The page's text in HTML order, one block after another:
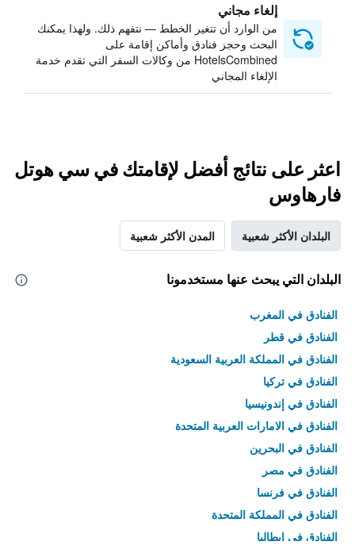
إلغاء مجاني
من الوارد أن تتغير الخطط — نتفهم ذلك. ولهذا يمكنك
البحث وحجز فنادق وأماكن إقامة على
HotelsCombined من وكالات السفر التي تقدم خدمة
الإلغاء المجاني
اعثر على نتائج أفضل لإقامتك في سي هوتل
فارهاوس
البلدان الأكثر شعبية المدن الأكثر شعبية
البلدان التي يبحث عنها مستخدمونا
الفنادق في المغرب
الفنادق في قطر
الفنادق في المملكة العربية السعودية
الفنادق في تركيا
الفنادق في إندونيسيا
الفنادق في الامارات العربية المتحدة
الفنادق في البحرين
الفنادق في مصر
الفنادق في فرنسا
الفنادق في المملكة المتحدة
الفنادق في إيطاليا